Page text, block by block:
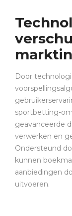
Door
sportbetting-
geavanceerde
verwerken en
Ondersteund
kunnen
aanbiedingen
uitvoeren.